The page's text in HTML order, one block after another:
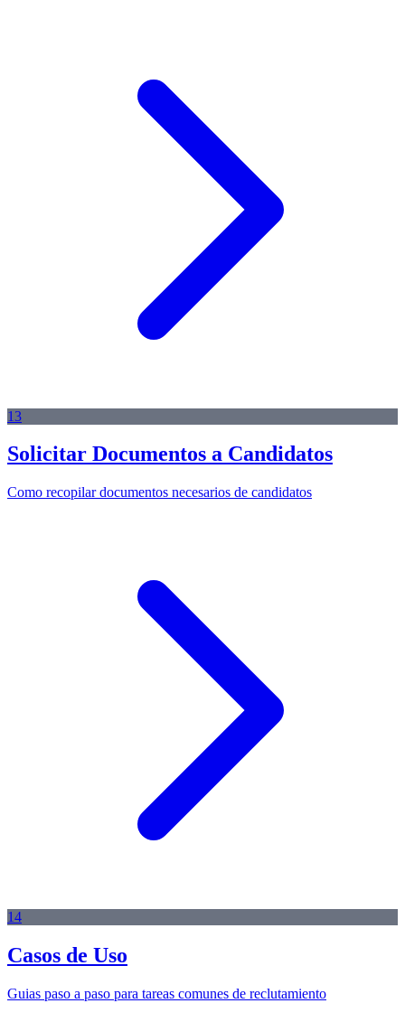
13
Solicitar Documentos a Candidatos
Como recopilar documentos necesarios de candidatos
14
Casos de Uso
Guias paso a paso para tareas comunes de reclutamiento